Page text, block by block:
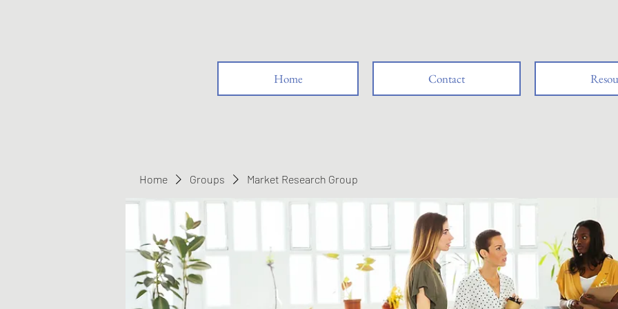
Home Contact
Home Groups Market Research Group